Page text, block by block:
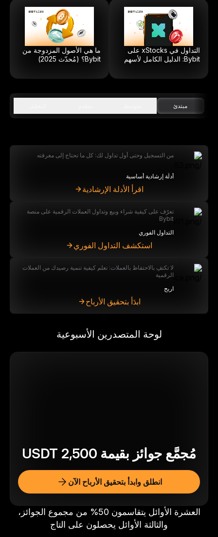
التداول في xStocks على
Bybit: الدليل الكامل لأسهم
ما هي الأصول المزدوجة من
Bybit؟ (مُحدّث 2025)
مبتدئ
من التسجيل وحتى أول تداول لك: كل ما تحتاج إلى معرفته
أدلَّة إرشادية أساسية
اقرأ الأدلة الإرشادية
تعرّف على كيفية شراء وبيع وتداول العملات الرقمية على منصة
Bybit
التداول الفوري
استكشف التداول الفوري
لا تكتفِ بالاحتفاظ بالعملات: تعلم كيفية تنمية رصيدك من العملات
الرقمية
اربح
ابدَأ بتحقيق الأرباح
لوحة المتصدرين الأسبوعية
العشرة الأوائل يتقاسمون 50% من مجموع الجوائز،
والثالثة الأوائل يحصلون على التاج
مُجمَّع جوائز بقيمة 2,500
USDT
انطلق وابدأ بتحقيق الأرباح الآن